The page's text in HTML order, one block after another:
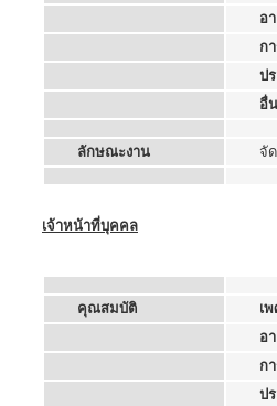
อ
ก
ป
อื่
ลักษณะงาน จั
เจ้าหน้าที่บุคคล
คุณสมบัติ เ
อ
ก
ป